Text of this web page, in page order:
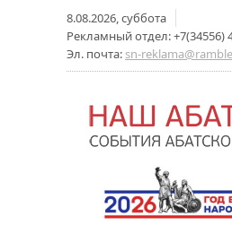
8.08.2026, суббота
Рекламный отдел: +7(34556)
Эл. почта: sn-